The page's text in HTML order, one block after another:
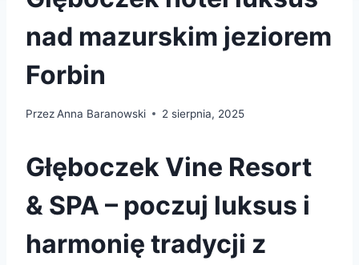
nad mazurskim jeziorem
Forbin
PrzezAnna Baranowski 2 sierpnia, 2025
Głęboczek Vine Resort
& SPA – poczuj luksus i
harmonię tradycji z